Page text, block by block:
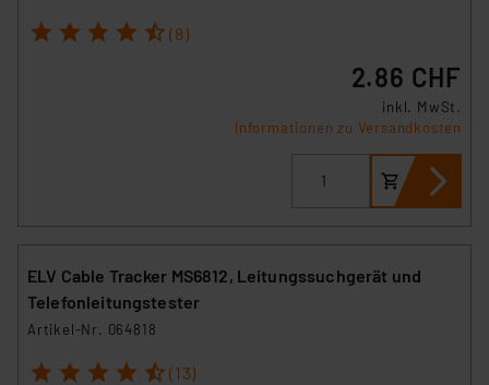
1 2 3 4 5 (8)
2.86 CHF
inkl. MwSt.
Informationen zu Versandkosten
ELV Cable Tracker MS6812, Leitungssuchgerät und
Telefonleitungstester
Artikel-Nr. 064818
1 2 3 4 5 (13)